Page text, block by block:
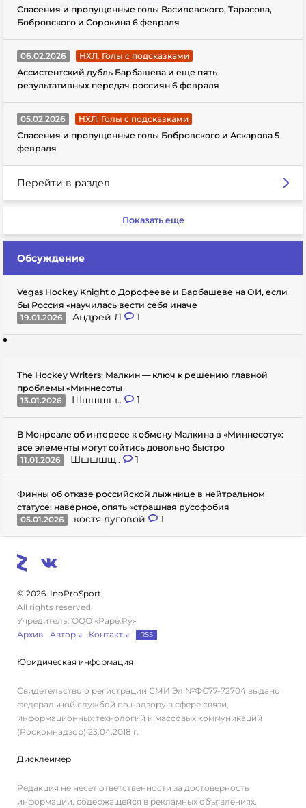
Спасения и пропущенные голы Василевского, Тарасова,
Бобровского и Сорокина 6 февраля
06.02.2026
НХЛ. Голы с подсказками
Ассистентский дубль Барбашева и еще пять
результативных передач россиян 6 февраля
05.02.2026
НХЛ. Голы с подсказками
Спасения и пропущенные голы Бобровского и Аскарова 5
февраля
Перейти в раздел
Показать еще
Обсуждение
Vegas Hockey Knight о Дорофееве и Барбашеве на ОИ, если
бы Россия «научилась вести себя иначе
19.01.2026
Андрей Л 1
The Hockey Writers: Малкин — ключ к решению главной
проблемы «Миннесоты
13.01.2026
Шшшшщ.. 1
В Монреале об интересе к обмену Малкина в «Миннесоту»:
все элементы могут сойтись довольно быстро
11.01.2026
Шшшшщ.. 1
Финны об отказе российской лыжнице в нейтральном
статусе: наверное, опять «страшная русофобия
05.01.2026
костя луговой 1
© 2026. InoProSport
All rights reserved.
Учредитель: ООО «Раре.Ру»
Архив
Авторы Контакты RSS
Юридическая информация
Свидетельство о регистрации СМИ Эл №ФС77-72704 выдано
федеральной службой по надзору в сфере связи,
информационных технологий и массовых коммуникаций
(Роскомнадзор) 23.04.2018 г.
Дисклеймер
Редакция не несет ответственности за достоверность
информации, содержащейся в рекламных объявлениях.